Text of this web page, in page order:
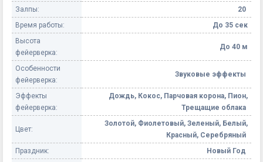
Залпы:
20
Время работы:
До 35 сек
Высота
фейерверка:
До 40 м
Особенности
фейерверка:
Звуковые эффекты
Эффекты
фейерверка:
Дождь, Кокос, Парчовая корона, Пион,
Трещащие облака
Цвет:
Золотой, Фиолетовый, Зеленый, Белый,
Красный, Серебряный
Праздник:
Новый Год